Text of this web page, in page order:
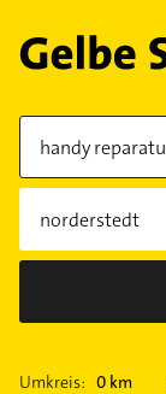
Umkreis: 0 km